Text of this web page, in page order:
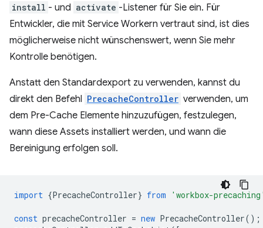
install - und activate -Listener für Sie ein. Für
Entwickler, die mit Service Workern vertraut sind, ist dies
möglicherweise nicht wünschenswert, wenn Sie mehr
Kontrolle benötigen.
Anstatt den Standardexport zu verwenden, kannst du
direkt den Befehl PrecacheController verwenden, um
dem Pre-Cache Elemente hinzuzufügen, festzulegen,
wann diese Assets installiert werden, und wann die
Bereinigung erfolgen soll.
import {PrecacheController} from 'workbox-
const precacheController = new PrecacheController();